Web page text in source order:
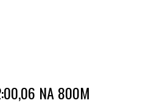
NA 800M